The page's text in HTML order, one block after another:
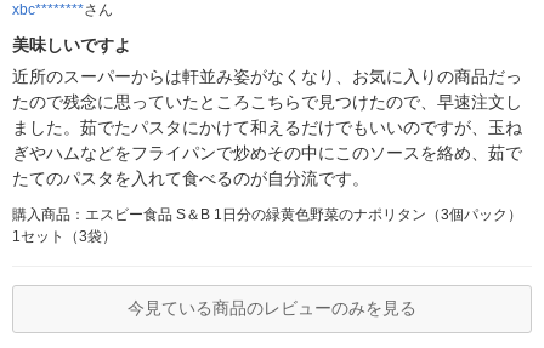
xbc********さん
美味しいですよ
近所のスーパーからは軒並み姿がなくなり、お気に入りの商品だっ
たので残念に思っていたところこちらで見つけたので、早速注文し
ました。茹でたパスタにかけて和えるだけでもいいのですが、玉ね
ぎやハムなどをフライパンで炒めその中にこのソースを絡め、茹で
たてのパスタを入れて食べるのが自分流です。
購入商品：エスビー食品 S＆B 1日分の緑黄色野菜のナポリタン（3個パック）
1セット（3袋）
今見ている商品のレビューのみを見る